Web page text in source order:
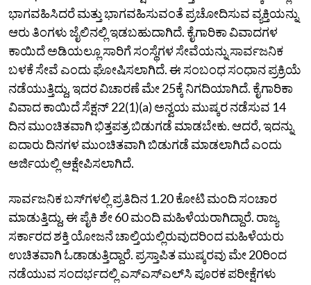
ಭಾಗವಹಿಸಿದರೆ ಮತ್ತು ಭಾಗವಹಿಸುವಂತೆ ಪ್ರಚೋದಿಸುವ ವ್ಯಕ್ತಿಯನ್ನು
ಆರು ತಿಂಗಳು ಜೈಲಿನಲ್ಲಿ ಇಡಬಹುದಾಗಿದೆ. ಕೈಗಾರಿಕಾ ವಿವಾದಗಳ
ಕಾಯಿದೆ ಅಡಿಯಲ್ಲೂ ಸಾರಿಗೆ ಸಂಸ್ಥೆಗಳ ಸೇವೆಯನ್ನು ಸಾರ್ವಜನಿಕ
ಬಳಕೆ ಸೇವೆ ಎಂದು ಘೋಷಿಸಲಾಗಿದೆ. ಈ ಸಂಬಂಧ ಸಂಧಾನ ಪ್ರಕ್ರಿಯೆ
ನಡೆಯುತ್ತಿದ್ದು, ಇದರ ವಿಚಾರಣೆ ಮೇ 25ಕ್ಕೆ ನಿಗದಿಯಾಗಿದೆ. ಕೈಗಾರಿಕಾ
ವಿವಾದ ಕಾಯಿದೆ ಸೆಕ್ಷನ್‌ 22(1)(a) ಅನ್ವಯ ಮುಷ್ಕರ ನಡೆಸುವ 14
ದಿನ ಮುಂಚಿತವಾಗಿ ಭಿತ್ತಪತ್ರ ಬಿಡುಗಡೆ ಮಾಡಬೇಕು. ಆದರೆ, ಇದನ್ನು
ಐದಾರು ದಿನಗಳ ಮುಂಚಿತವಾಗಿ ಬಿಡುಗಡೆ ಮಾಡಲಾಗಿದೆ ಎಂದು
ಅರ್ಜಿಯಲ್ಲಿ ಆಕ್ಷೇಪಿಸಲಾಗಿದೆ.
ಸಾರ್ವಜನಿಕ ಬಸ್‌ಗಳಲ್ಲಿ ಪ್ರತಿದಿನ 1.20 ಕೋಟಿ ಮಂದಿ ಸಂಚಾರ
ಮಾಡುತ್ತಿದ್ದು, ಈ ಪೈಕಿ ಶೇ 60 ಮಂದಿ ಮಹಿಳೆಯರಾಗಿದ್ದಾರೆ. ರಾಜ್ಯ
ಸರ್ಕಾರದ ಶಕ್ತಿ ಯೋಜನೆ ಚಾಲ್ತಿಯಲ್ಲಿರುವುದರಿಂದ ಮಹಿಳೆಯರು
ಉಚಿತವಾಗಿ ಓಡಾಡುತ್ತಿದ್ದಾರೆ. ಪ್ರಸ್ತಾಪಿತ ಮುಷ್ಕರವು ಮೇ 20ರಿಂದ
ನಡೆಯುವ ಸಂದರ್ಭದಲ್ಲಿ ಎಸ್‌ಎಸ್‌ಎಲ್‌ಸಿ ಪೂರಕ ಪರೀಕ್ಷೆಗಳು